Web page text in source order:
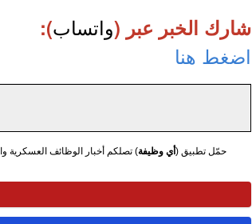
شارك الخبر عبر (واتساب):
اضغط هنا
حمّل تطبيق ( أي وظيفة) تصلكم أخبار الوظائف العسكرية